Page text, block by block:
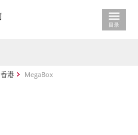
香港 MegaBox